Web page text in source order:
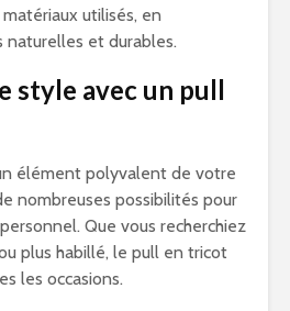
utilisés, en
naturelles et durables.
style avec un pull
élément polyvalent de votre
nombreuses possibilités pour
Que vous recherchiez
plus habillé, le pull en tricot
les occasions.